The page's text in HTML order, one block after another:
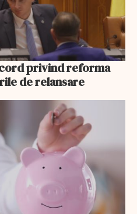
privind reforma
de relansare